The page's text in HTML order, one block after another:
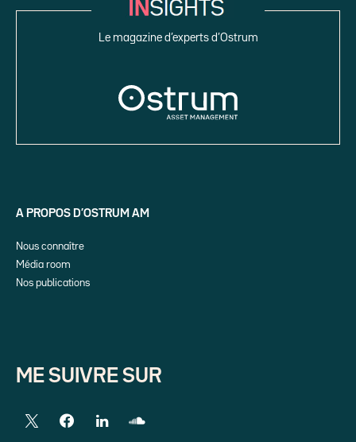
Le magazine d’experts d’Ostrum
A PROPOS D’OSTRUM AM
Nous connaître
Média room
Nos publications
ME SUIVRE SUR